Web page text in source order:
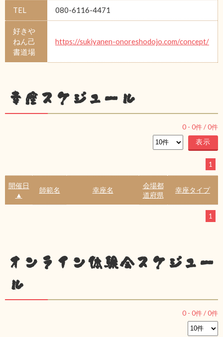
TEL 080-6116-4471
好きや
ねん己
書道場
https://sukiyanen-onoreshodojo.com/concept/
幸座スケジュール
0 - 0件 /0件
1
開催日
▲
師範名 幸座名
会場都
道府県
幸座タイプ
1
オンライン体験会スケジュー
ル
0 - 0件 /0件